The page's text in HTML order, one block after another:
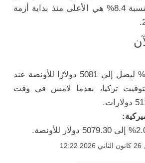
مكاسب أسبوعية بنسبة 8.4% هي الأعلى منذ بداية أزمة
صعد بنسبة 2.20% ليصل إلى 5081 دولارًا للأونصة عند
12:16 بتوقيت تركيا، بعدما لامس في وقت